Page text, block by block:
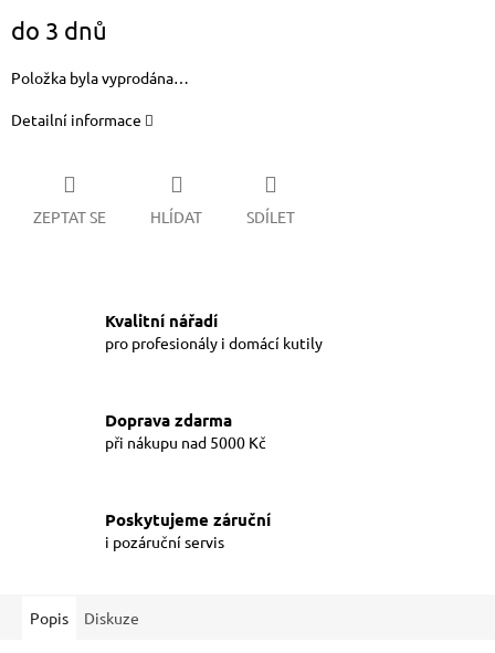
cena:
do 3 dnů
Položka byla vyprodána…
Detailní informace
ZEPTAT SE HLÍDAT SDÍLET
Kvalitní nářadí
pro profesionály i domácí kutily
Doprava zdarma
při nákupu nad 5000 Kč
Poskytujeme záruční
i pozáruční servis
Popis Diskuze